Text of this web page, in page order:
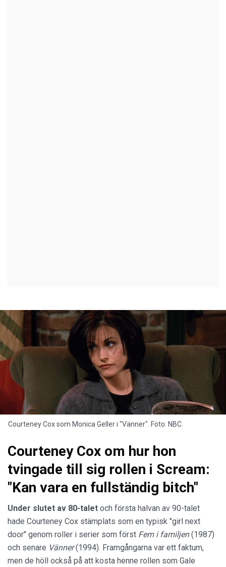
Courteney Cox som Monica Geller i "Vänner". Foto: NBC.
Courteney Cox om hur hon
tvingade till sig rollen i Scream:
"Kan vara en fullständig bitch"
Under slutet av 80-talet och första halvan av 90-talet
hade Courteney Cox stämplats som en typisk "girl next
door" genom roller i serier som först Fem i familjen(1987)
och senare Vänner(1994). Framgångarna var ett faktum,
men de höll också på att kosta henne rollen som Gale